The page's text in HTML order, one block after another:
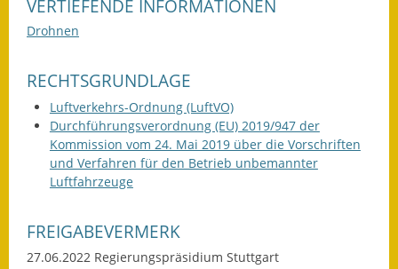
Breitbandausbau
Klimaschutzagentur
Freizeit- & Sportstätten
VERTIEFENDE INFORMATIONEN
Drohnen
RECHTSGRUNDLAGE
Luftverkehrs-Ordnung (LuftVO)
Durchführungsverordnung (EU) 2019/947 der
Kommission vom 24. Mai 2019 über die Vorschriften
und Verfahren für den Betrieb unbemannter
Luftfahrzeuge
FREIGABEVERMERK
27.06.2022 Regierungspräsidium Stuttgart